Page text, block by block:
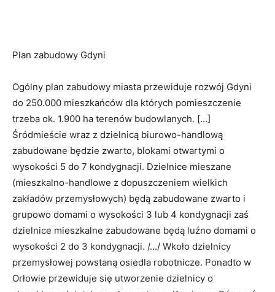
Plan zabudowy Gdyni
Ogólny plan zabudowy miasta przewiduje rozwój Gdyni
do 250.000 mieszkańców dla których pomieszczenie
trzeba ok. 1.900 ha terenów budowlanych. […]
Śródmieście wraz z dzielnicą biurowo-handlową
zabudowane będzie zwarto, blokami otwartymi o
wysokości 5 do 7 kondygnacji. Dzielnice mieszane
(mieszkalno-handlowe z dopuszczeniem wielkich
zakładów przemysłowych) będą zabudowane zwarto i
grupowo domami o wysokości 3 lub 4 kondygnacji zaś
dzielnice mieszkalne zabudowane będą luźno domami o
wysokości 2 do 3 kondygnacji. /…/ Wkoło dzielnicy
przemysłowej powstaną osiedla robotnicze. Ponadto w
Orłowie przewiduje się utworzenie dzielnicy o